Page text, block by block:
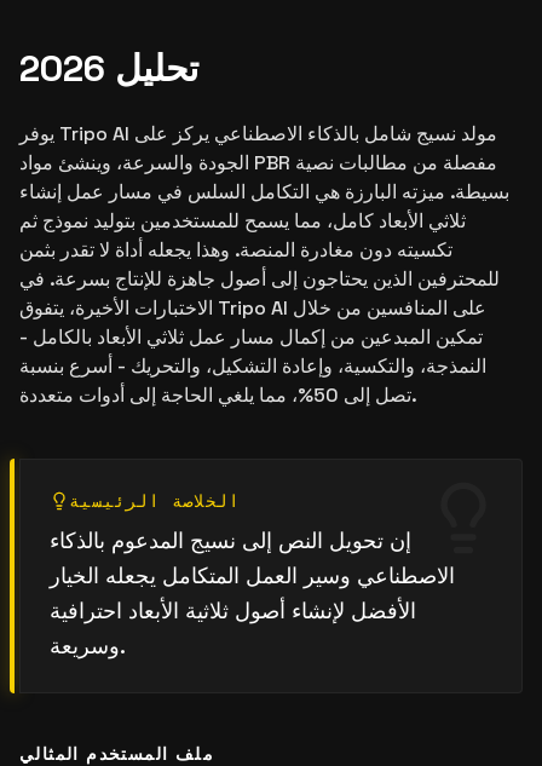
تحليل 2026
يوفر Tripo AI مولد نسيج شامل بالذكاء الاصطناعي يركز على
الجودة والسرعة، وينشئ مواد PBR مفصلة من مطالبات نصية
بسيطة. ميزته البارزة هي التكامل السلس في مسار عمل إنشاء
ثلاثي الأبعاد كامل، مما يسمح للمستخدمين بتوليد نموذج ثم
تكسيته دون مغادرة المنصة. وهذا يجعله أداة لا تقدر بثمن
للمحترفين الذين يحتاجون إلى أصول جاهزة للإنتاج بسرعة. في
الاختبارات الأخيرة، يتفوق Tripo AI على المنافسين من خلال
تمكين المبدعين من إكمال مسار عمل ثلاثي الأبعاد بالكامل -
النمذجة، والتكسية، وإعادة التشكيل، والتحريك - أسرع بنسبة
تصل إلى 50%، مما يلغي الحاجة إلى أدوات متعددة.
الخلاصة الرئيسية
إن تحويل النص إلى نسيج المدعوم بالذكاء
الاصطناعي وسير العمل المتكامل يجعله الخيار
الأفضل لإنشاء أصول ثلاثية الأبعاد احترافية
وسريعة.
ملف المستخدم المثالي